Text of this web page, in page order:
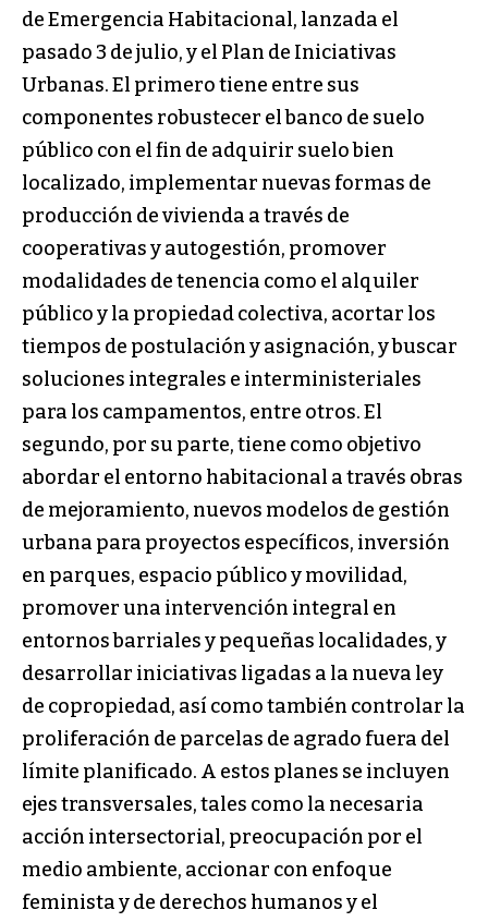
de Emergencia Habitacional, lanzada el
pasado 3 de julio, y el Plan de Iniciativas
Urbanas. El primero tiene entre sus
componentes robustecer el banco de suelo
público con el fin de adquirir suelo bien
localizado, implementar nuevas formas de
producción de vivienda a través de
cooperativas y autogestión, promover
modalidades de tenencia como el alquiler
público y la propiedad colectiva, acortar los
tiempos de postulación y asignación, y buscar
soluciones integrales e interministeriales
para los campamentos, entre otros. El
segundo, por su parte, tiene como objetivo
abordar el entorno habitacional a través obras
de mejoramiento, nuevos modelos de gestión
urbana para proyectos específicos, inversión
en parques, espacio público y movilidad,
promover una intervención integral en
entornos barriales y pequeñas localidades, y
desarrollar iniciativas ligadas a la nueva ley
de copropiedad, así como también controlar la
proliferación de parcelas de agrado fuera del
límite planificado. A estos planes se incluyen
ejes transversales, tales como la necesaria
acción intersectorial, preocupación por el
medio ambiente, accionar con enfoque
feminista y de derechos humanos y el